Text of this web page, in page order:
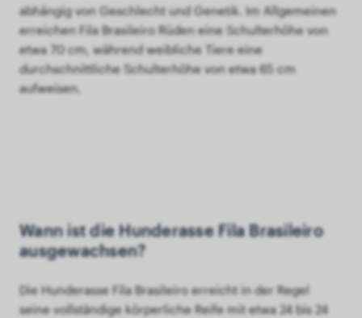
abhängig von Geschlecht und Genetik. Im Allgemeinen
erreichen Fila Brasileiro Rüden eine Schulterhöhe von
etwa 70 cm, während weibliche Tiere eine
durchschnittliche Schulterhöhe von etwa 65 cm
aufweisen.
Wann ist die Hunderasse Fila Brasileiro
ausgewachsen?
Die Hunderasse Fila Brasileiro erreicht in der Regel
seine vollständige körperliche Reife mit etwa 24 bis 24